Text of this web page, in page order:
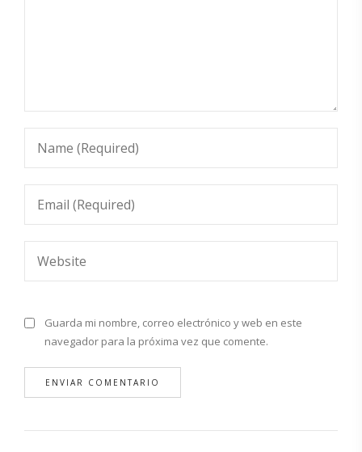
Guarda mi nombre, correo electrónico y web en este
navegador para la próxima vez que comente.